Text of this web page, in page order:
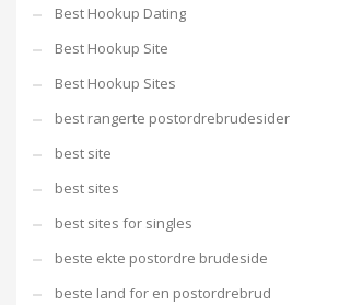
Best Hookup Dating
Best Hookup Site
Best Hookup Sites
best rangerte postordrebrudesider
best site
best sites
best sites for singles
beste ekte postordre brudeside
beste land for en postordrebrud